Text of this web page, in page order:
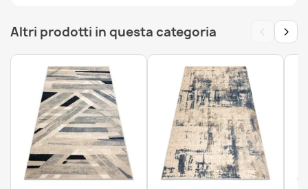
Tappeto in lana FLUX 461.43.AE110 OSTA - Geometrico,
strutturato, stile loft crema / grigio
128,90 €
Altri prodotti in questa categoria ‹ ›